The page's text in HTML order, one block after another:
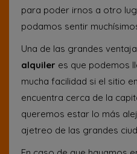
para poder irnos a otro
podamos sentir
Una de las grandes
alquiler es que podemos
mucha facilidad si el sitio
encuentra cerca de la
queremos estar lo más
ajetreo de las grandes